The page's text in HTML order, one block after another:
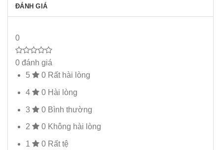
ĐÁNH GIÁ
0
0 đánh giá
5
0 Rất hài lòng
4 0 Hài lòng
3 0 Bình thường
2 0 Không hài lòng
1 0 Rất tệ